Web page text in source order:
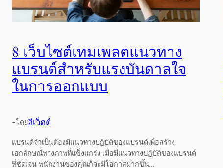
8 เว็บไซต์เทมเพลตแนวทาง
แบรนด์สำหรับแรงบันดาลใจ
ในการออกแบบ
-โดยอีเว็ตต์
แบรนด์จำเป็นต้องมีแนวทางปฏิบัติของแบรนด์เพื่อสร้าง
เอกลักษณ์ทางภาพที่แข็งแกร่ง เมื่อมีแนวทางปฏิบัติของแบรนด์
ที่ชัดเจน พนักงานของคุณก็จะมีโอกาสมากขึ้น...